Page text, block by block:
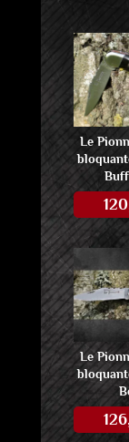
Le
Le